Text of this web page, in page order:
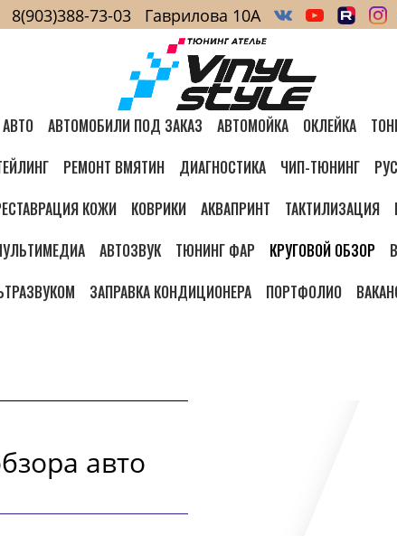
АВТОМОБИЛИ ПОД ЗАКАЗ АВТОМОЙКА ОКЛЕЙКА
РЕМОНТ ВМЯТИН ДИАГНОСТИКА ЧИП-ТЮНИНГ
КОЖИ КОВРИКИ АКВАПРИНТ ТАКТИЛИЗАЦИЯ
АВТОЗВУК ТЮНИНГ ФАР КРУГОВОЙ ОБЗОР
ЗАПРАВКА КОНДИЦИОНЕРА ПОРТФОЛИО
авто
8(903)388-73-03 Гаврилова 10А